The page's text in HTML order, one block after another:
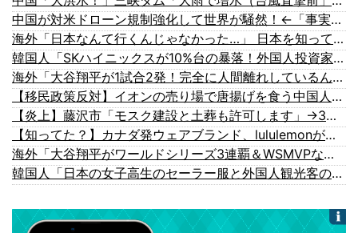
中国が対米ドローン規制強化して世界が騒然！←「事実上の禁輸措置か？」（海外の反応）
海外「日本なんて行くんじゃなかった…」 日本を知ってしまったディズニー信者、帰国後『本家』に失望する事態に
韓国人「SKハイニックスが10%台の暴落！外国人投資家と機関が売り越しを仕掛けコスピが4%を超える大幅な下落‥」
海外「大谷翔平が1試合2発！完全に人間離れしているんだが…」
【移民政策反対】イオンの売り場で唐揚げを食う中国人の子供
【炎上】藤沢市「モスク建設と土葬も許可します」→3万人の反対署名も却下
【知ってた？】カナダ発ウェアブランド、lululemonが日本でオープン→店名は日本差別からできた？
海外「大谷翔平がワールドシリーズ3連覇＆WSMVPなら歴代何位？海外ファンの答えがこちら」
韓国人「日本の女子高生のセーラー服と外国人観光客の関係性」